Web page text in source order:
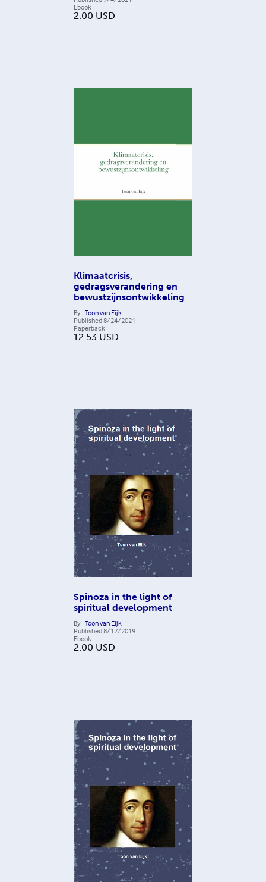
Ebook
2.00 USD
Klimaatcrisis,
gedragsverandering en
bewustzijnsontwikkeling
By Toon van Eijk
Published8/24/2021
Paperback
12.53 USD
Spinoza in the light of
spiritual development
By Toon van Eijk
Published8/17/2019
Ebook
2.00 USD